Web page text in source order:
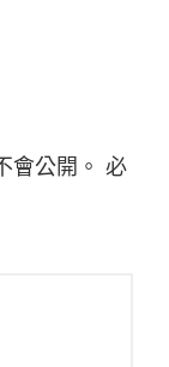
會公開。 必